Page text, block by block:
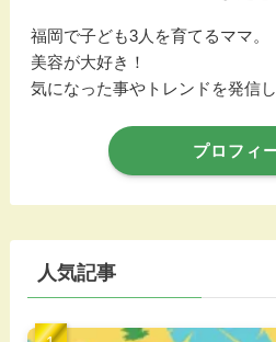
福岡で子ども3人を育てるママ。
美容が大好き！
気になった事やトレンドを発信し
プロフィ
人気記事